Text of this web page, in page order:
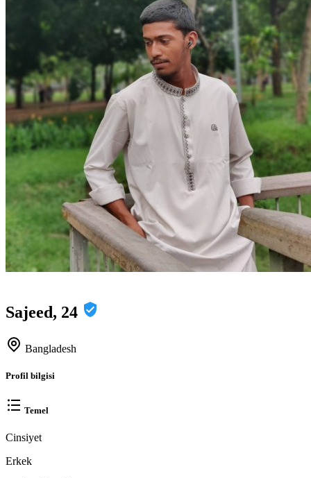
Sajeed, 24
Bangladesh
Profil bilgisi
Temel
Cinsiyet
Erkek